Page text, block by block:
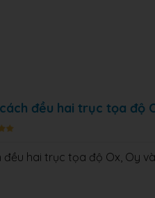
đều hai trục tọa độ
hai trục tọa độ Ox, Oy và